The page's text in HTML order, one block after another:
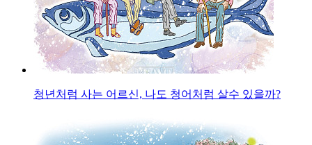
청년처럼 사는 어르신, 나도 청어처럼 살수 있을까?